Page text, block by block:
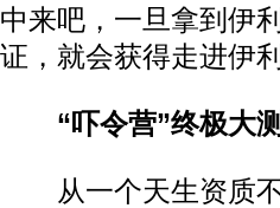
中来吧，一旦拿到伊
证，就会获得走进伊
“吓令营”终极大
从一个天生资质不